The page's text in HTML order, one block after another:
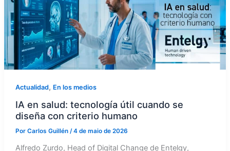
Actualidad, En los medios
IA en salud: tecnología útil cuando se
diseña con criterio humano
Por Carlos Guillén /4 de maio de 2026
Alfredo Zurdo, Head of Digital Change de Entelgy,